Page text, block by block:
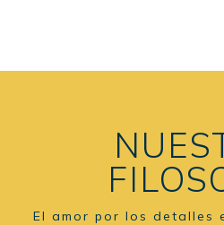
El amor por los detalles